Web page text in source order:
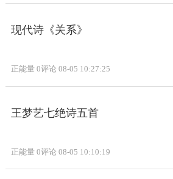
现代诗《关系》
正能量 0评论 08-05 10:27:25
王梦艺七绝诗五首
正能量 0评论 08-05 10:10:19